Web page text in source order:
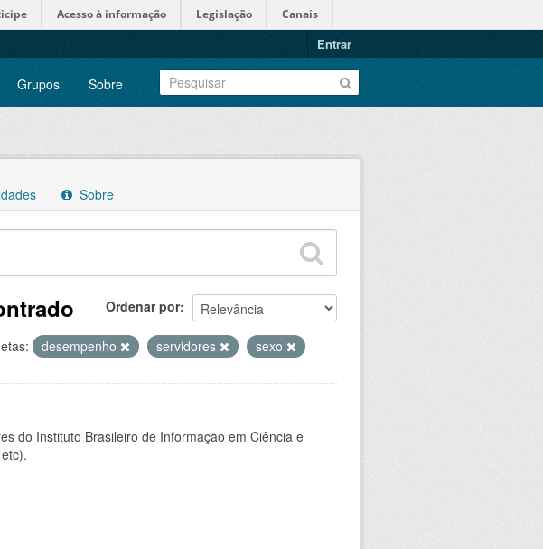
Acesso à informação Legislação Canais
Entrar
Grupos Sobre
Sobre
Ordenar por
desempenho servidores sexo
do Instituto Brasileiro de Informação em Ciência e